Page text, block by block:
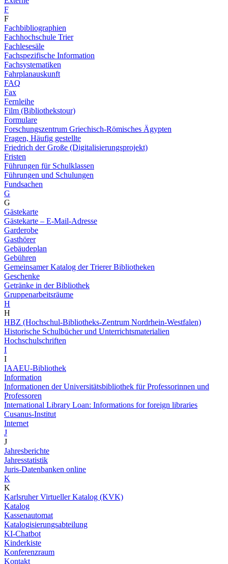
F
F
Fachbibliographien
Fachhochschule Trier
Fachlesesäle
Fachspezifische Information
Fachsystematiken
Fahrplanauskunft
FAQ
Fax
Fernleihe
Film (Bibliothekstour)
Formulare
Forschungszentrum Griechisch-Römisches Ägypten
Fragen, Häufig gestellte
Friedrich der Große (Digitalisierungsprojekt)
Fristen
Führungen für Schulklassen
Führungen und Schulungen
Fundsachen
G
G
Gästekarte
Gästekarte – E-Mail-Adresse
Garderobe
Gasthörer
Gebäudeplan
Gebühren
Gemeinsamer Katalog der Trierer Bibliotheken
Geschenke
Getränke in der Bibliothek
Gruppenarbeitsräume
H
H
HBZ (Hochschul-Bibliotheks-Zentrum Nordrhein-Westfalen)
Historische Schulbücher und Unterrichtsmaterialien
Hochschulschriften
I
I
IAAEU-Bibliothek
Information
Informationen der Universitätsbibliothek für Professorinnen und
Professoren
International Library Loan: Informations for foreign libraries
Cusanus-Institut
Internet
J
J
Jahresberichte
Jahresstatistik
Juris-Datenbanken online
K
K
Karlsruher Virtueller Katalog (KVK)
Katalog
Kassenautomat
Katalogisierungsabteilung
KI-Chatbot
Kinderkiste
Konferenzraum
Kontakt